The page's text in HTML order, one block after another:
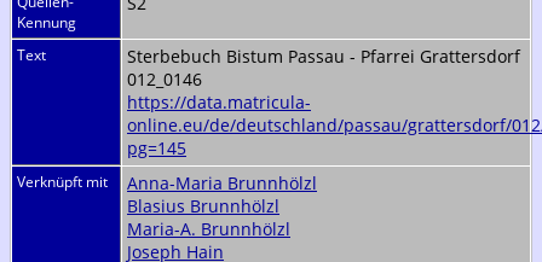
Kennung
Text
Sterbebuch Bistum Passau - Pfarrei Grattersdorf
012_0146
https://data.matricula-
online.eu/de/deutschland/passau/grattersdorf/
pg=145
Verknüpft mit
Anna-Maria Brunnhölzl
Blasius Brunnhölzl
Maria-A. Brunnhölzl
Joseph Hain